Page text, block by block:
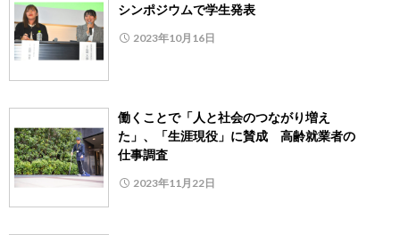
シンポジウムで学生発表
2023年10月16日
働くことで「人と社会のつながり増え
た」、「生涯現役」に賛成 高齢就業者の
仕事調査
2023年11月22日